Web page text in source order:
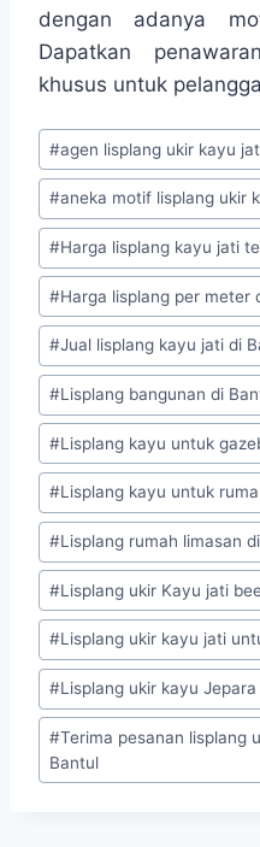
dengan adanya
Dapatkan
khusus untuk
#agen lisplang ukir kayu
#aneka motif lisplang ukir
#Harga lisplang kayu jati
#Harga lisplang per meter
#Jual lisplang kayu jati di
#Lisplang bangunan di
#Lisplang kayu untuk
#Lisplang kayu untuk
#Lisplang rumah limasan
#Lisplang ukir Kayu jati
#Lisplang ukir kayu jati
#Lisplang ukir kayu
#Terima pesanan lisplang
Bantul